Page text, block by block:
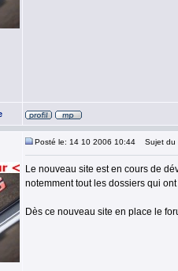
Posté le: 14 10 2006 10:44 Sujet du
Le nouveau site est en cours de
notemment tout les dossiers qui
Dès ce nouveau site en place le